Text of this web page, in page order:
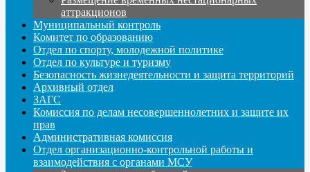
аттракционов
Муниципальный контроль
Комитет по образованию
Отдел по спорту, молодежной политике
Отдел по культуре и туризму
Безопасность жизнедеятельности и защита территорий
Архивный отдел
ЗАГС
Комиссия по делам несовершеннолетних и защите их
прав
Административная комиссия
Отдел организационно-контрольной работы и
взаимодействия с органами МСУ